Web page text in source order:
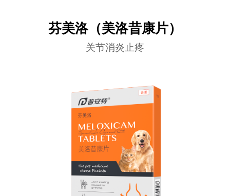
芬美洛（美洛昔康片）
关节消炎止疼